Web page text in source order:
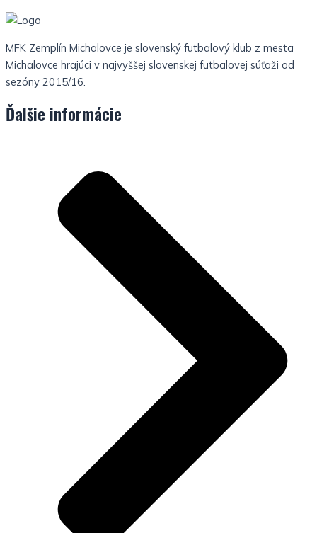
MFK Zemplín Michalovce je slovenský futbalový klub z mesta
Michalovce hrajúci v najvyššej slovenskej futbalovej súťaži od
sezóny 2015/16.
Ďalšie informácie